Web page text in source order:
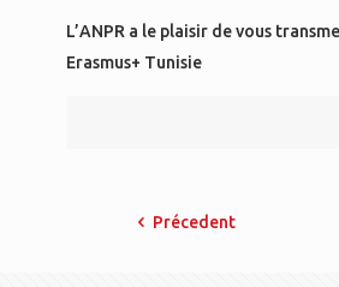
L’ANPR a le plaisir de vous
Erasmus+ Tunisie
Précedent